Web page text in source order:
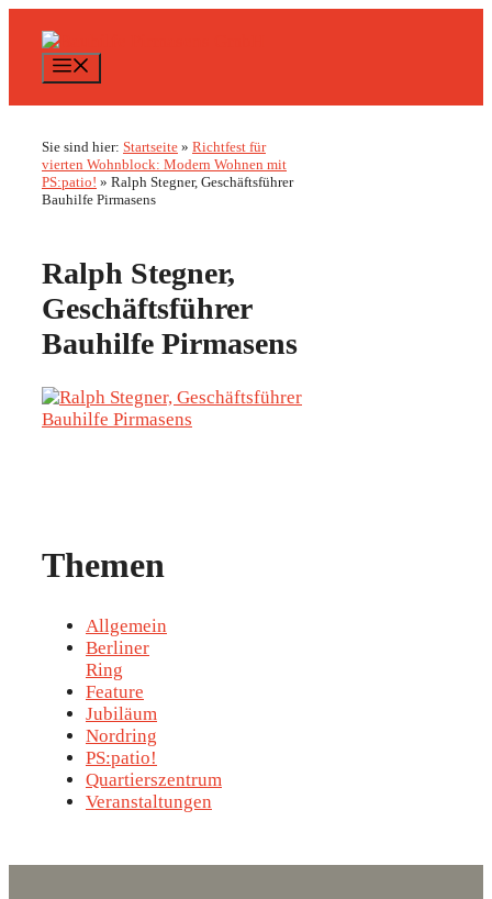
Inhalt
springen
Sie sind hier: Startseite » Richtfest für
vierten Wohnblock: Modern Wohnen mit
PS:patio! » Ralph Stegner, Geschäftsführer
Bauhilfe Pirmasens
Ralph Stegner,
Geschäftsführer
Bauhilfe Pirmasens
Themen
Allgemein
Berliner
Ring
Feature
Jubiläum
Nordring
PS:patio!
Quartierszentrum
Veranstaltungen